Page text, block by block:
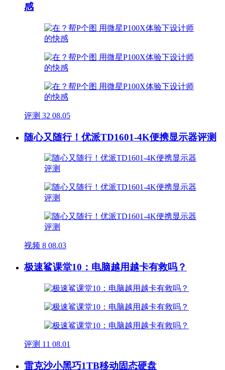
感
评测 32 08.05
随心又随行！优派TD1601-4K便携显示器评测
视频 8 08.03
极速鲨课堂10：电脑越用越卡有救吗？
评测 11 08.01
雷克沙小黑巧1TB移动固态硬盘